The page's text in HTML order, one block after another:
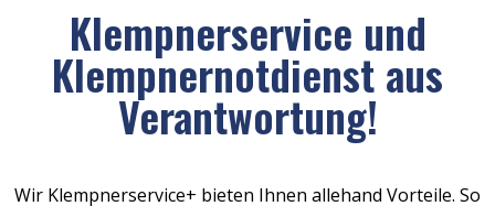
Klempnerservice und
Klempnernotdienst aus
Verantwortung!
Wir Klempnerservice+ bieten Ihnen allehand Vorteile. So